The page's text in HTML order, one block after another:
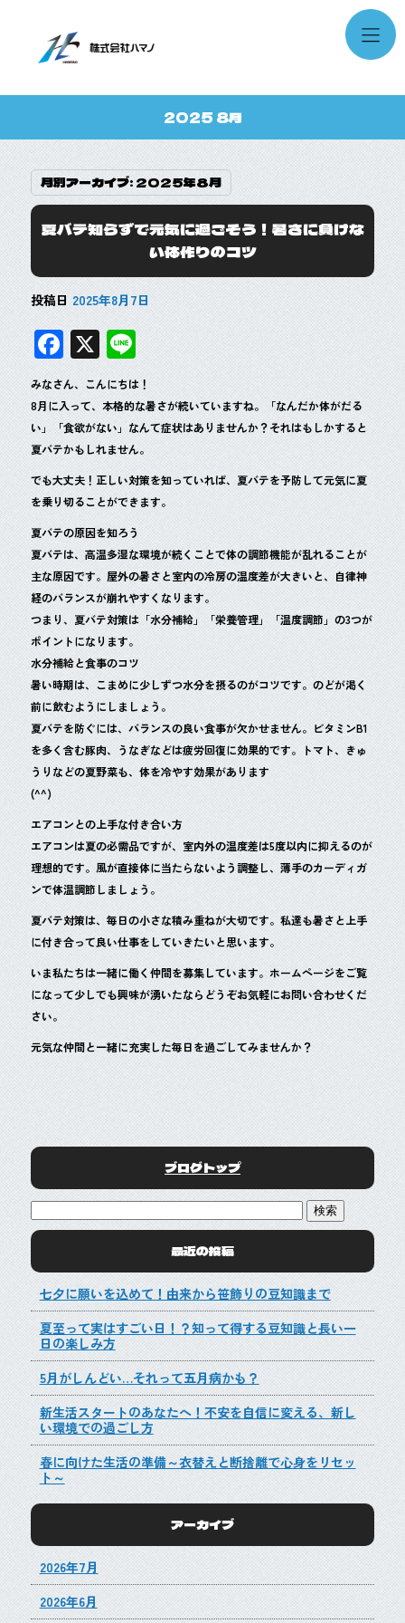
2025 8月
月別アーカイブ: 2025年8月
夏バテ知らずで元気に過ごそう！暑さに負けな
い体作りのコツ
投稿日 2025年8月7日
F
ac
e
b
o
o
k
X Li
n
e
みなさん、こんにちは！
8月に入って、本格的な暑さが続いていますね。「なんだか体がだる
い」「食欲がない」なんて症状はありませんか？それはもしかすると
夏バテかもしれません。
でも大丈夫！正しい対策を知っていれば、夏バテを予防して元気に夏
を乗り切ることができます。
夏バテの原因を知ろう
夏バテは、高温多湿な環境が続くことで体の調節機能が乱れることが
主な原因です。屋外の暑さと室内の冷房の温度差が大きいと、自律神
経のバランスが崩れやすくなります。
つまり、夏バテ対策は「水分補給」「栄養管理」「温度調節」の3つが
ポイントになります。
水分補給と食事のコツ
暑い時期は、こまめに少しずつ水分を摂るのがコツです。のどが渇く
前に飲むようにしましょう。
夏バテを防ぐには、バランスの良い食事が欠かせません。ビタミンB1
を多く含む豚肉、うなぎなどは疲労回復に効果的です。トマト、きゅ
うりなどの夏野菜も、体を冷やす効果があります
(^^)
エアコンとの上手な付き合い方
エアコンは夏の必需品ですが、室内外の温度差は5度以内に抑えるのが
理想的です。風が直接体に当たらないよう調整し、薄手のカーディガ
ンで体温調節しましょう。
夏バテ対策は、毎日の小さな積み重ねが大切です。私達も暑さと上手
に付き合って良い仕事をしていきたいと思います。
いま私たちは一緒に働く仲間を募集しています。ホームページをご覧
になって少しでも興味が湧いたならどうぞお気軽にお問い合わせくだ
さい。
元気な仲間と一緒に充実した毎日を過ごしてみませんか？
ブログトップ
最近の投稿
七夕に願いを込めて！由来から笹飾りの豆知識まで
夏至って実はすごい日！？知って得する豆知識と長い一
日の楽しみ方
5月がしんどい…それって五月病かも？
新生活スタートのあなたへ！不安を自信に変える、新し
い環境での過ごし方
春に向けた生活の準備～衣替えと断捨離で心身をリセッ
ト～
アーカイブ
2026年7月
2026年6月